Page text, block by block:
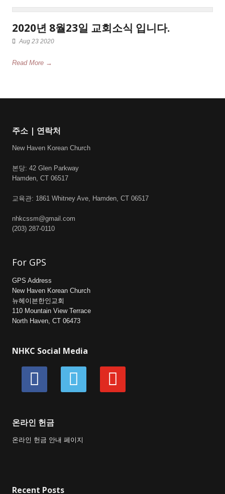
2020년 8월23일 교회소식 입니다.
Aug 23 2020
Read More →
주소 | 연락처
New Haven Korean Church
본당: 42 Glen Parkway
Hamden, CT 06517
교육관: 1861 Whitney Ave, Hamden, CT 06517
nhkcssm@gmail.com
(203) 287-0110
For GPS
GPS Address
New Haven Korean Church
뉴헤이븐한인교회
110 Mountain View Terrace
North Haven, CT 06473
NHKC Social Media
온라인 헌금
온라인 헌금 안내 페이지
Recent Posts